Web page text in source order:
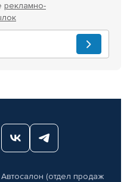
рекламно-
Автосалон (отдел продаж